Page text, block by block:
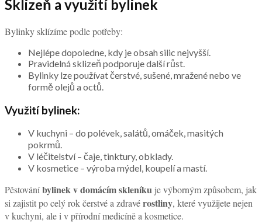
Sklizeň a využití bylinek
Bylinky sklízíme podle potřeby:
Nejlépe dopoledne, kdy je obsah silic nejvyšší.
Pravidelná sklizeň podporuje další růst.
Bylinky lze používat čerstvé, sušené, mražené nebo ve
formě olejů a octů.
Využití bylinek:
V kuchyni – do polévek, salátů, omáček, masitých
pokrmů.
V léčitelství – čaje, tinktury, obklady.
V kosmetice – výroba mýdel, koupelí a mastí.
Pěstováníbylinek v domácím skleníku je výborným způsobem, jak
si zajistit po celý rok čerstvé a zdravérostliny, které využijete nejen
v kuchyni, ale i v přírodní medicíně a kosmetice.